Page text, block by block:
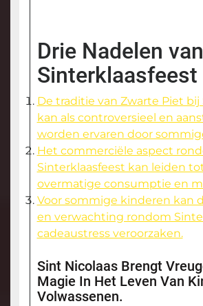
Drie Nadelen
Sinterklaasfeest
De traditie van Zwarte Piet bij
kan als controversieel en
worden ervaren door
Het commerciële aspect
Sinterklaasfeest kan leiden
overmatige consumptie en
Voor sommige kinderen kan
en verwachting rondom
cadeaustress veroorzaken.
Sint Nicolaas Brengt
Magie In Het Leven Van
Volwassenen.